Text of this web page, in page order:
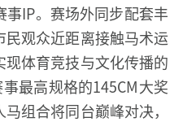
IP。赛场外同步配套丰
观众近距离接触马术运
体育竞技与文化传播的
最高规格的145CM大奖
马组合将同台巅峰对决，